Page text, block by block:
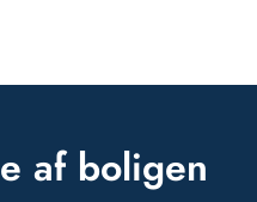
af boligen